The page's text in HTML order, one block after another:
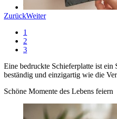
ZurückWeiter
1
2
3
Eine bedruckte Schieferplatte ist ein
beständig und einzigartig wie die
Schöne Momente des Lebens feiern